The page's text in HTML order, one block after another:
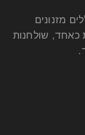
מזנונים
כאחד, שולחנות